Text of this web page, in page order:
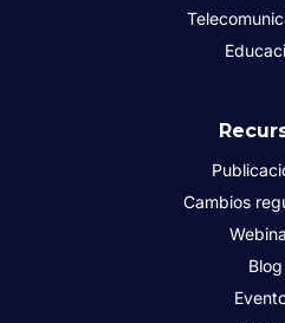
Cambios
Blog